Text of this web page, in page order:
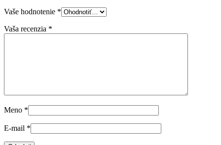
Vaše hodnotenie *
Vaša recenzia *
Meno *
E-mail *